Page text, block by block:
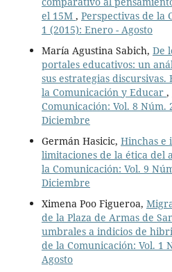
el 15M , Perspectivas de la
1 (2015): Enero - Agosto
María Agustina Sabich, De
portales educativos: un
sus estrategias
la Comunicación y Educar ,
Comunicación: Vol. 8 Núm.
Diciembre
Germán Hasicic, Hinchas e
limitaciones de la ética del
la Comunicación: Vol. 9
Diciembre
Ximena Poo Figueroa,
de la Plaza de Armas de
umbrales a indicios de
de la Comunicación: Vol. 1
Agosto